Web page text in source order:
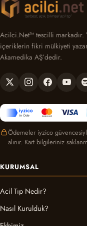
Acilci.Net™ tescilli markadır.
içeriklerin fikri mülkiyeti
Akamedika AŞ’dedir.
Ödemeler iyzico
alınır. Kart bilgileriniz
KURUMSAL
Acil Tıp Nedir?
Nasıl Kurulduk?